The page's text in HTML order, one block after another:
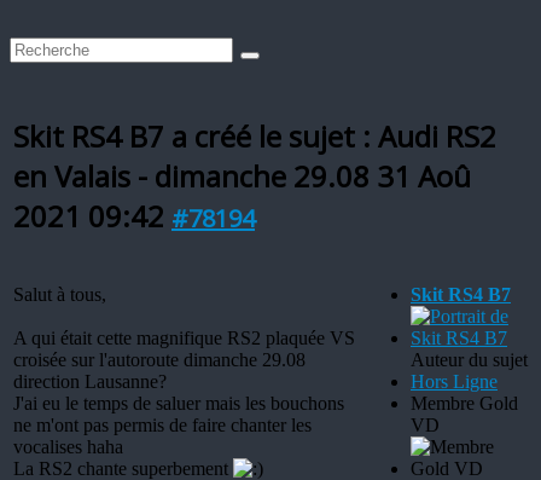
Skit RS4 B7 a créé le sujet : Audi RS2
en Valais - dimanche 29.08 31 Aoû
2021 09:42 #78194
Salut à tous,
A qui était cette magnifique RS2 plaquée VS
croisée sur l'autoroute dimanche 29.08
direction Lausanne?
J'ai eu le temps de saluer mais les bouchons
ne m'ont pas permis de faire chanter les
vocalises haha
La RS2 chante superbement
Skit RS4 B7
Auteur du sujet
Hors Ligne
Membre Gold
VD